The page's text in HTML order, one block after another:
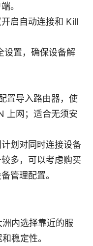
。
启自动连接和 Kill
设置，确保设备解
置导入路由器，使
上网；适合无须安
划对同时连接设备
多，可以考虑购买
管理配置。
内选择靠近的服
稳定性。